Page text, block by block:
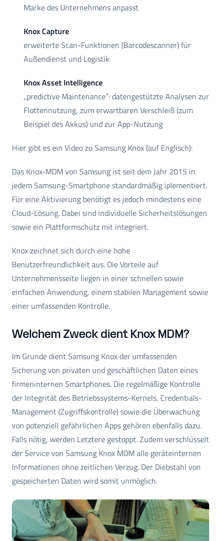
Marke des Unternehmens anpasst
Knox Capture
erweiterte Scan-Funktionen (Barcodescanner) für
Außendienst und Logistik
Knox Asset Intelligence
„predictive Maintenance“: datengestützte Analysen zur
Flottennutzung, zum erwartbaren Verschleiß (zum
Beispiel des Akkus) und zur App-Nutzung
Hier gibt es ein Video zu Samsung Knox (auf Englisch):
Das Knox-MDM von Samsung ist seit dem Jahr 2015 in
jedem Samsung-Smartphone standardmäßig iplementiert.
Für eine Aktivierung benötigt es jedoch mindestens eine
Cloud-Lösung. Dabei sind individuelle Sicherheitslösungen
sowie ein Plattformschutz mit integriert.
Knox zeichnet sich durch eine hohe
Benutzerfreundlichkeit aus. Die Vorteile auf
Unternehmensseite liegen in einer schnellen sowie
einfachen Anwendung, einem stabilen Management sowie
einer umfassenden Kontrolle.​
Welchem Zweck dient Knox MDM?
Im Grunde dient Samsung Knox der umfassenden
Sicherung von privaten und geschäftlichen Daten eines
firmeninternen Smartphones. Die regelmäßige Kontrolle
der Integrität des Betriebssystems-Kernels, Credentials-
Management (Zugriffskontrolle) sowie die Überwachung
von potenziell gefährlichen Apps gehören ebenfalls dazu.
Falls nötig, werden Letztere gestoppt. Zudem verschlüsselt
der Service von Samsung Knox MDM alle geräteinternen
Informationen ohne zeitlichen Verzug. Der Diebstahl von
gespeicherten Daten wird somit unmöglich.